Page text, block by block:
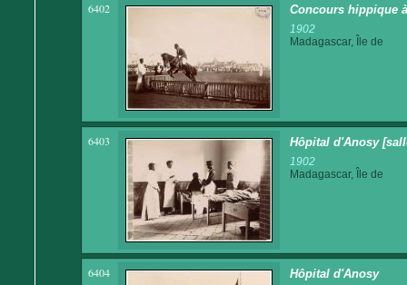
6402 Concours hippique
1902
Madagascar, Île de
6403 Hôpital d'Anosy
1902
Madagascar, Île de
6404 Hôpital d'Anosy